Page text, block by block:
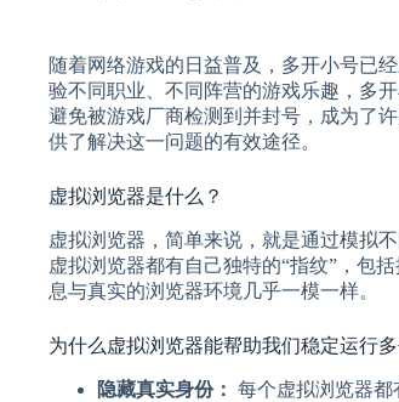
随着网络游戏的日益普及，多开小号已
验不同职业、不同阵营的游戏乐趣，多
避免被游戏厂商检测到并封号，成为了许
供了解决这一问题的有效途径。
虚拟浏览器是什么？
虚拟浏览器，简单来说，就是通过模拟
虚拟浏览器都有自己独特的“指纹”，包
息与真实的浏览器环境几乎一模一样。
为什么虚拟浏览器能帮助我们稳定运行多
隐藏真实身份： 每个虚拟浏览器